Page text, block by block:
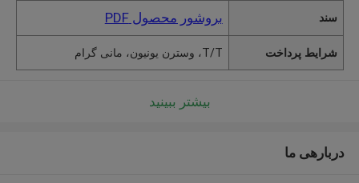
سند بروشور محصول PDF
شرایط پرداخت T/T، وسترن یونیون، مانی گرام
بیشتر ببینید
دربارهی ما